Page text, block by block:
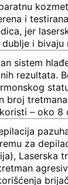
i
jer
i bivaju
sistem
rezultata.
broj
– oko 8
za
Laserska